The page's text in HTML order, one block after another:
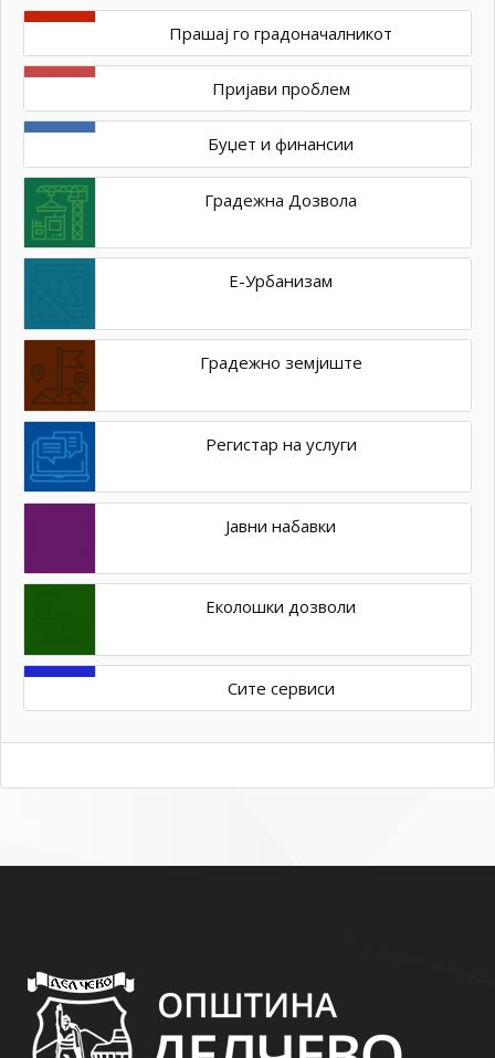
Прашај го градоначалникот
Пријави проблем
Буџет и финансии
Градежна Дозвола
Е-Урбанизам
Градежно земјиште
Регистар на услуги
Јавни набавки
Еколошки дозволи
Сите сервиси